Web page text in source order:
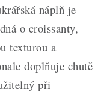
náplň je
o croissanty,
texturou a
doplňuje chutě
při